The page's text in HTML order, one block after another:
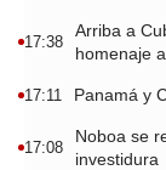
17:38
Arriba a
homenaje
17:11 Panamá y
17:08
Noboa se
investidura